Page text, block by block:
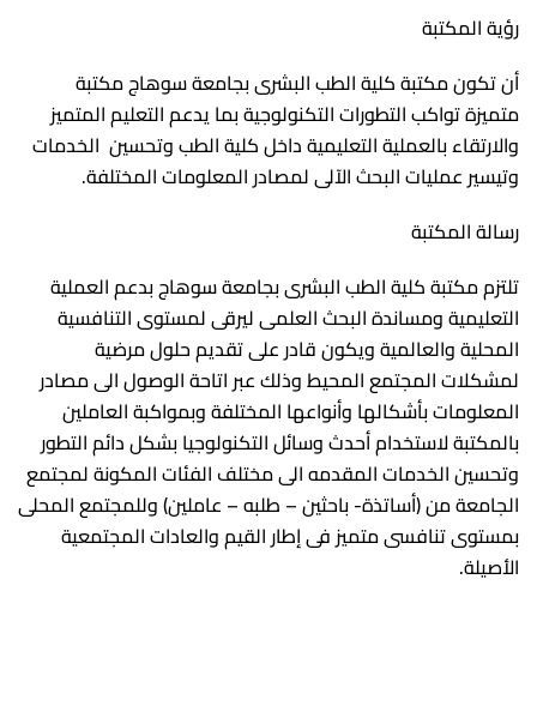
عن الكلية
الاهداف الاستراتيجية
الهيكل التنظيمي
مجلس الكلية
مخرجات معايير الاعتماد المؤسسي
معايير وأخلاقيات الكلية
كلمة الترحيب
الأقسام العلمية
قطاعات الكلية
شئون التعليم والطلاب
شئون الدراسات العليا
شئون خدمة المجتمع وتنمية البيئة
هيئة التدريس
مواقع أعضاء هيئة التدريس بجامعة سوهاج
منح و بعثات
بوابة الخدمات الجامعية
حقوق و واجبات أعضاء هيئة التدريس
قواعد الترقية لأعضاء هيئة التدريس
صندوق علاج أعضاء هيئة التدريس
برنامج (5+2)
محاضرات الكترونية
اللائحة
نتائج المرحلة الجامعية الاولى
مكتبة الكلية
استبيانات الطلاب
الطلاب الوافدين
المدينة الجامعية
طلاب الدراسات العليا
وكيل الكلية لشئون الدراسات العليا والبحوث
لائحة الدراسات العليا وقواعد التسجيل
خدمات طلاب الدراسات العليا
وحدات الكلية
ضمان الجودة
تطوير التعليم الطبي
القياس والتقويم
دعم البحث العلمى
الطلاب الوافدين
المنح الدراسية
خدمات إلكترونية
منصة ثينكي
موقع زاد
تطبيقات الجامعة
الخدمات الإلكترونية
أنظمة الجامعة الإلكترونية
مركز الابحاث المركزي
الادارات
الجامعات المصرية
كلية الطب جامعة عين شمس
كلية الطب جامعة الإسكندرية
الإتصال بالكلية
خريطة الوصول
English
رؤية المكتبة
أن تكون مكتبة كلية الطب البشرى بجامعة سوهاج مكتبة
متميزة تواكب التطورات التكنولوجية بما يدعم التعليم المتميز
والارتقاء بالعملية التعليمية داخل كلية الطب وتحسين الخدمات
وتيسير عمليات البحث الآلى لمصادر المعلومات المختلفة.
رسالة المكتبة
تلتزم مكتبة كلية الطب البشرى بجامعة سوهاج بدعم العملية
التعليمية ومساندة البحث العلمى ليرقى لمستوى التنافسية
المحلية والعالمية ويكون قادر على تقديم حلول مرضية
لمشكلات المجتمع المحيط وذلك عبر اتاحة الوصول الى مصادر
المعلومات بأشكالها وأنواعها المختلفة وبمواكبة العاملين
بالمكتبة لاستخدام أحدث وسائل التكنولوجيا بشكل دائم التطور
وتحسين الخدمات المقدمه الى مختلف الفئات المكونة لمجتمع
الجامعة من (أساتذة- باحثين – طلبه – عاملين) وللمجتمع المحلى
بمستوى تنافسى متميز فى إطار القيم والعادات المجتمعية
الأصيلة.